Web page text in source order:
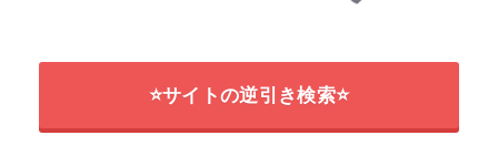
⭐サイトの逆引き検索⭐